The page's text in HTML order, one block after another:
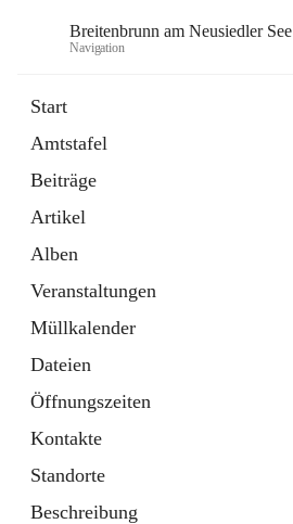
Breitenbrunn am Neusiedler See
Navigation
Start
Amtstafel
Beiträge
Artikel
Alben
Veranstaltungen
Müllkalender
Dateien
Öffnungszeiten
Kontakte
Standorte
Beschreibung
18 Schnellzugriffe
Gemeindeservice